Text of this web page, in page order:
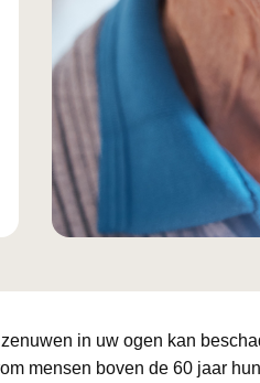
in uw ogen kan
mensen boven de 60 jaar